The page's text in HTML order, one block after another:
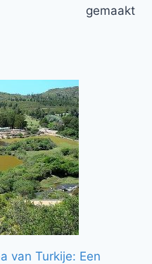
gemaakt
van Turkije: Een